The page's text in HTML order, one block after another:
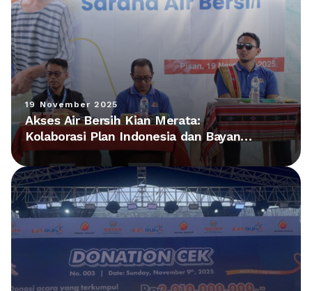
19 November 2025
Akses Air Bersih Kian Merata:
Kolaborasi Plan Indonesia dan Bayan
Group Hadirkan Fasilitas Baru di NTT